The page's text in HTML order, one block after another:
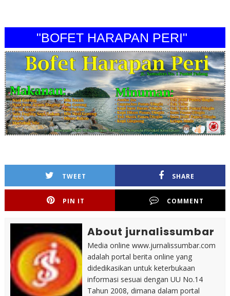
"BOFET HARAPAN PERI"
TWEET SHARE
PIN IT COMMENT
About jurnalissumbar
Media online www.jurnalissumbar.com
adalah portal berita online yang
didedikasikan untuk keterbukaan
informasi sesuai dengan UU No.14
Tahun 2008, dimana dalam portal